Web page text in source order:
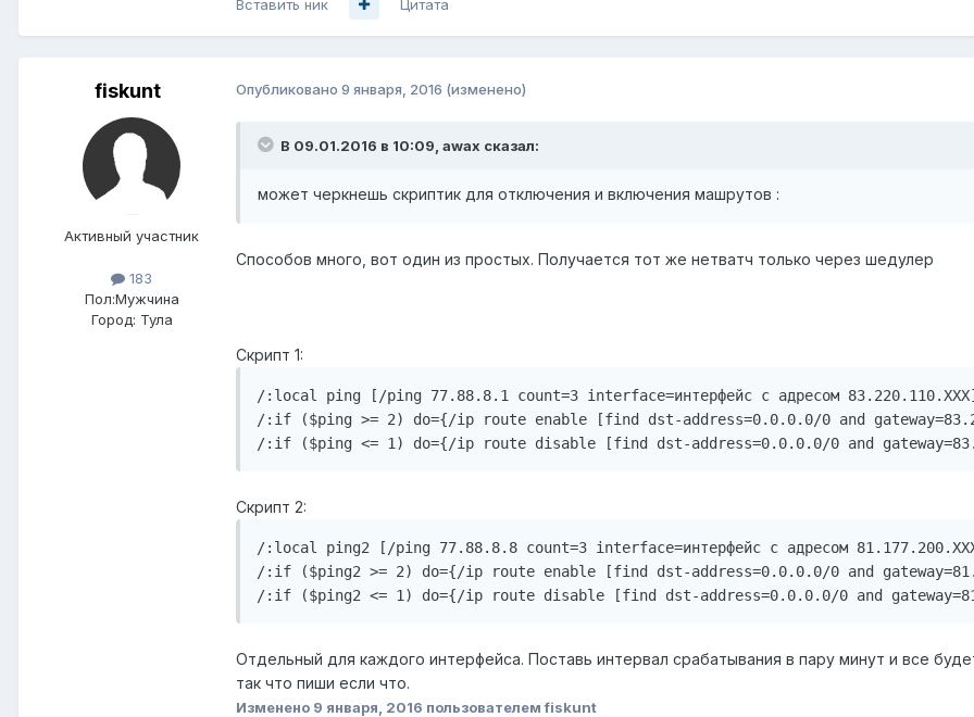
Вставить ник Цитата
fiskunt
Активный участник
183
Пол:Мужчина
Город: Тула
Опубликовано 9 января, 2016 (изменено)
В 09.01.2016 в 10:09, awax сказал:
может черкнешь скриптик для отключения и включения машрутов :
Способов много, вот один из простых. Получается тот же нетватч только через шедулер
Скрипт 1:
/:local ping [/ping 77.88.8.1 count=3 interface=интерфейс с адресом
/:if ($ping >= 2) do={/ip route enable [find dst-address=0.0.0.0/0 and
Скрипт 2:
/:local ping2 [/ping 77.88.8.8 count=3 interface=интерфейс с адресом
/:if ($ping2 >= 2) do={/ip route enable [find dst-address=0.0.0.0/0 and
Отдельный для каждого интерфейса. Поставь интервал срабатывания в пару минут и все
так что пиши если что.
Изменено 9 января, 2016 пользователем fiskunt